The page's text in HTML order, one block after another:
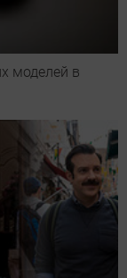
моделей в